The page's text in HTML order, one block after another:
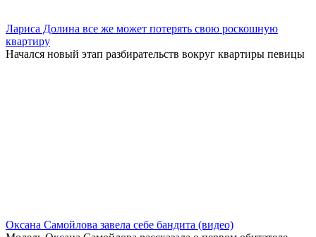
Лариса Долина все же может потерять свою роскошную
квартиру
Начался новый этап разбирательств вокруг квартиры певицы
Оксана Самойлова завела себе бандита (видео)